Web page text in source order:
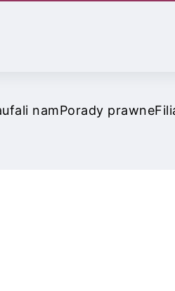
namPorady prawne